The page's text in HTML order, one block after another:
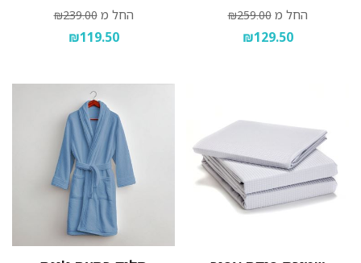
החל מ ₪259.00
₪129.50
החל מ ₪239.00
₪119.50